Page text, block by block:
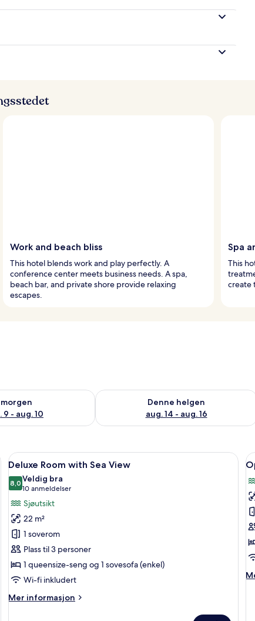
Work and beach bliss
This hotel blends work and play perfectly. A
conference center meets business needs. A spa,
beach bar, and private shore provide relaxing
escapes.
Spa
This
create
morgen
9 - aug. 10
for i morgen, aug. 9 - aug. 10
Denne helgen
aug. 14 - aug. 16
Sjekk tilgjengelighet for denne helgen,
rommet og skrivebord
Åpne
alle
bildene
av
Deluxe
Room
with
Sea
View
Sengetøy av topp kvalitet, safe på
5
Deluxe Room with Sea View
8,08,0 av 10
Veldig bra
10 anmeldelser
(10
anmeldelser)
Sjøutsikt
22 m²
1 soverom
Plass til 3 personer
1 queensize-seng og 1 sovesofa (enkel)
Wi-fi inkludert
Mer informasjon
Mer